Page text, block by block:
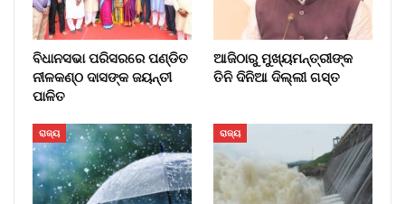
ବିଧାନସଭା ପରିସରରେ ପଣ୍ଡିତ
ନୀଳକଣ୍ଠ ଦାସଙ୍କ ଜୟନ୍ତୀ
ପାଳିତ
ଆଜିଠାରୁ ମୁଖ୍ୟମନ୍ତ୍ରୀଙ୍କ
ତିନି ଦିନିଆ ଦିଲ୍ଲୀ ଗସ୍ତ
ରାଜ୍ୟ ରାଜ୍ୟ